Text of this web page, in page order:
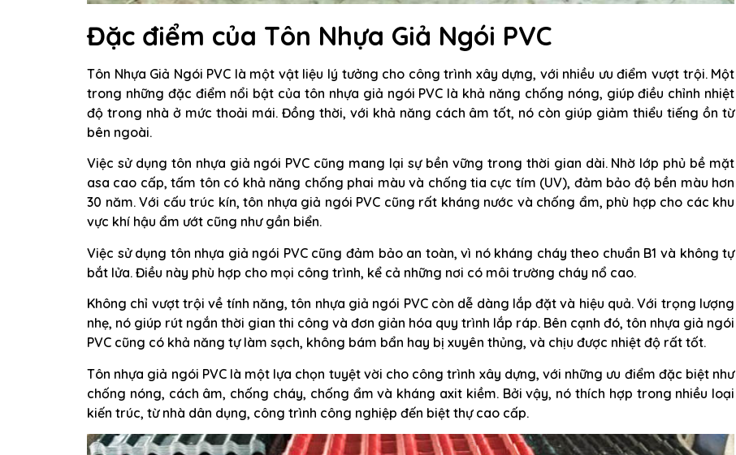
Đặc điểm của Tôn Nhựa Giả Ngói PVC
Tôn Nhựa Giả Ngói PVC là một vật liệu lý tưởng cho công trình xây dựng, với nhiều ưu điểm vượt trội. Một
trong những đặc điểm nổi bật của tôn nhựa giả ngói PVC là khả năng chống nóng, giúp điều chỉnh nhiệt
độ trong nhà ở mức thoải mái. Đồng thời, với khả năng cách âm tốt, nó còn giúp giảm thiểu tiếng ồn từ
bên ngoài.
Việc sử dụng tôn nhựa giả ngói PVC cũng mang lại sự bền vững trong thời gian dài. Nhờ lớp phủ bề mặt
asa cao cấp, tấm tôn có khả năng chống phai màu và chống tia cực tím (UV), đảm bảo độ bền màu hơn
30 năm. Với cấu trúc kín, tôn nhựa giả ngói PVC cũng rất kháng nước và chống ẩm, phù hợp cho các khu
vực khí hậu ẩm ướt cũng như gần biển.
Việc sử dụng tôn nhựa giả ngói PVC cũng đảm bảo an toàn, vì nó kháng cháy theo chuẩn B1 và không tự
bắt lửa. Điều này phù hợp cho mọi công trình, kể cả những nơi có môi trường cháy nổ cao.
Không chỉ vượt trội về tính năng, tôn nhựa giả ngói PVC còn dễ dàng lắp đặt và hiệu quả. Với trọng lượng
nhẹ, nó giúp rút ngắn thời gian thi công và đơn giản hóa quy trình lắp ráp. Bên cạnh đó, tôn nhựa giả ngói
PVC cũng có khả năng tự làm sạch, không bám bẩn hay bị xuyên thủng, và chịu được nhiệt độ rất tốt.
Tôn nhựa giả ngói PVC là một lựa chọn tuyệt vời cho công trình xây dựng, với những ưu điểm đặc biệt như
chống nóng, cách âm, chống cháy, chống ẩm và kháng axit kiềm. Bởi vậy, nó thích hợp trong nhiều loại
kiến trúc, từ nhà dân dụng, công trình công nghiệp đến biệt thự cao cấp.